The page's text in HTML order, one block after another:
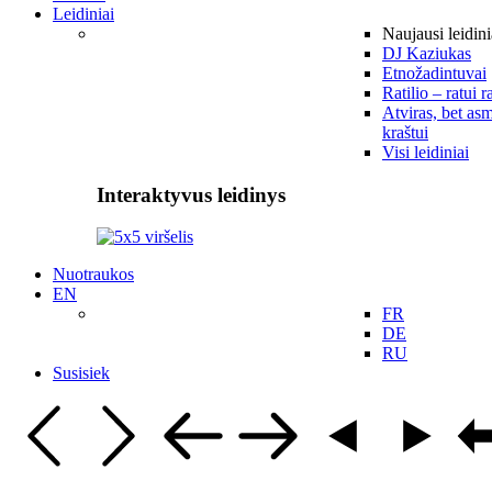
Leidiniai
Naujausi
DJ Kaziukas
Etnožadintuvai
Ratilio – ratui
Atviras, bet
kraštui
Visi leidiniai
Interaktyvus leidinys
Nuotraukos
EN
FR
DE
RU
Susisiek